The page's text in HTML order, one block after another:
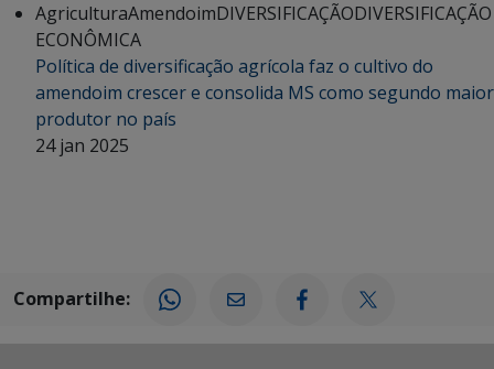
AgriculturaAmendoimDIVERSIFICAÇÃODIVERSIFICAÇÃO
ECONÔMICA
Política de diversificação agrícola faz o cultivo do
amendoim crescer e consolida MS como segundo maior
produtor no país
24 jan 2025
Compartilhe: